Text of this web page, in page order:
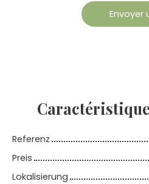
Envoyer
Referenz
Preis
Lokalisierung